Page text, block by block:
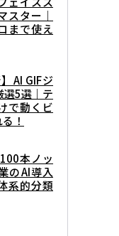
スター｜
まで使え
AI GIFジ
選5選｜テ
で動くビ
！
本ノッ
のAI導入
系的分類